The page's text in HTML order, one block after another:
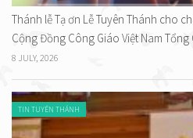
Thánh lễ Tạ ơn Lễ Tuyên Thánh cho
Cộng Đồng Công Giáo Việt Nam Tổng
8 JULY, 2026
TIN TUYÊN THÁNH